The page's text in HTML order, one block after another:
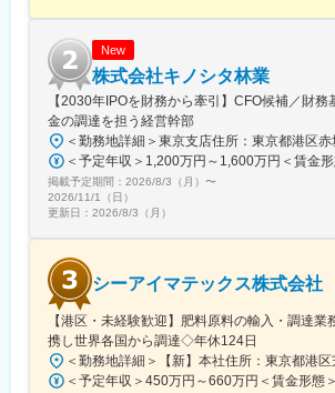
New
株式会社キノシタ林業
【2030年IPOを財務から牽引】CFO候補／財
金の調達を担う経営幹部
掲載予定期間： 2026/8/3（月） 〜
2026/11/1（日）
更新日： 2026/8/3（月）
シーアイマテックス株式会社
【港区・未経験歓迎】肥料原料の輸入・調達
携し世界各国から調達◇年休124日